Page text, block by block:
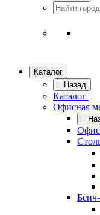
Каталог
Назад
Каталог
Офисная